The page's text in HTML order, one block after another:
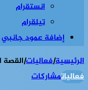
انستقرام
تيلقرام
إضافة عمود جانبي
الرئيسية|فعاليات|القصة
فعالياتمشاركات